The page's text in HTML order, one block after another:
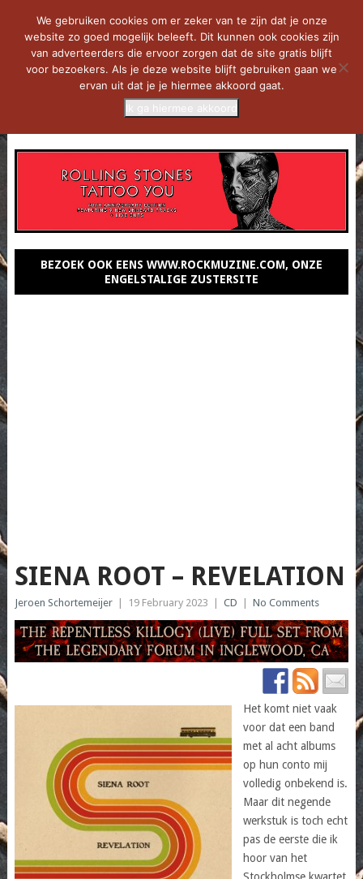
BEZOEK OOK EENS WWW.ROCKMUZINE.COM, ONZE
ENGELSTALIGE ZUSTERSITE
SIENA ROOT – REVELATION
Jeroen Schortemeijer 19 February 2023 CD No Comments
Het komt niet vaak
voor dat een band
met al acht albums
op hun conto mij
volledig onbekend is.
Maar dit negende
werkstuk is toch echt
pas de eerste die ik
hoor van het
Stockholmse kwartet
We gebruiken cookies om er zeker van te zijn dat je onze
website zo goed mogelijk beleeft. Dit kunnen ook cookies zijn
van adverteerders die ervoor zorgen dat de site gratis blijft
voor bezoekers. Als je deze website blijft gebruiken gaan we
ervan uit dat je je hiermee akkoord gaat.
Ik ga hiermee akkoord